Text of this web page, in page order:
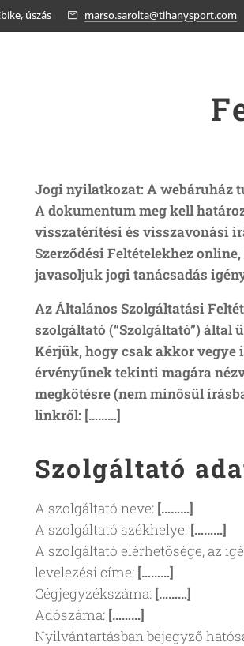
úszás marso.sarolta@tihanysport.com
Jogi nyilatkozat: A webáruház
A dokumentum meg kell
visszatérítési és visszavonási
Szerződési Feltételekhez
javasoljuk jogi tanácsadás
Az Általános Szolgáltatási
szolgáltató (“Szolgáltató”) által
Kérjük, hogy csak akkor vegye
érvényűnek tekinti magára
megkötésre (nem minősül
linkről: [………]
Szolgáltató
A szolgáltató neve: [………]
A szolgáltató székhelye: [………]
A szolgáltató elérhetősége, az
levelezési címe: [………]
Cégjegyzékszáma: [………]
Adószáma: [………]
Nyilvántartásban bejegyző